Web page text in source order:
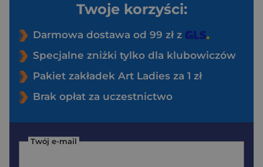
Twoje korzyści:
Darmowa dostawa od 99 zł z
Specjalne zniżki tylko dla klubowiczów
Pakiet zakładek Art Ladies za 1 zł
Brak opłat za uczestnictwo
Twój e-mail